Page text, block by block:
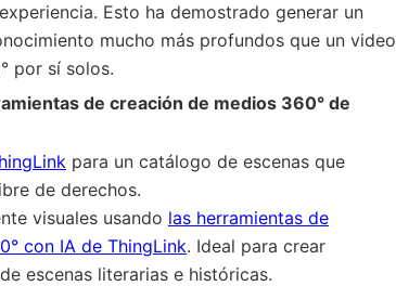
Esto ha demostrado generar un
mucho más profundos que un video
por sí solos.
de creación de medios 360° de
para un catálogo de escenas que
de derechos.
visuales usando las herramientas de
con IA de ThingLink. Ideal para crear
escenas literarias e históricas.